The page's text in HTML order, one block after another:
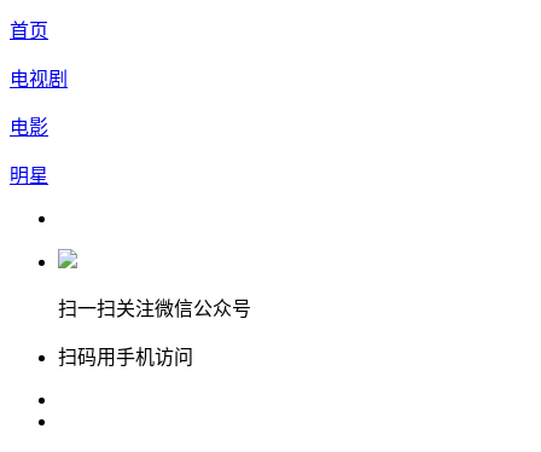
首页
电视剧
电影
明星
扫一扫关注微信公众号
扫码用手机访问